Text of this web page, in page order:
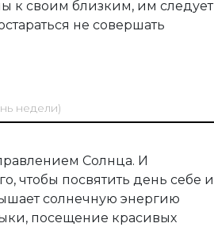
к своим близким, им следует
не совершать
недели)
Солнца. И
чтобы посвятить день себе и
солнечную энергию
посещение красивых